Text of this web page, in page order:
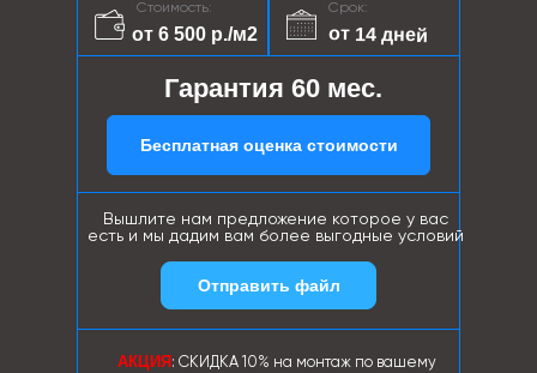
Срок:
от 14 дней
Стоимость:
от 6 500 р./м2
Гарантия 60 мес.
Бесплатная оценка стоимости
Вышлите нам предложение которое у вас
есть и мы дадим вам более выгодные условий
АКЦИЯ : СКИДКА 10% на монтаж по вашему
Отправить файл